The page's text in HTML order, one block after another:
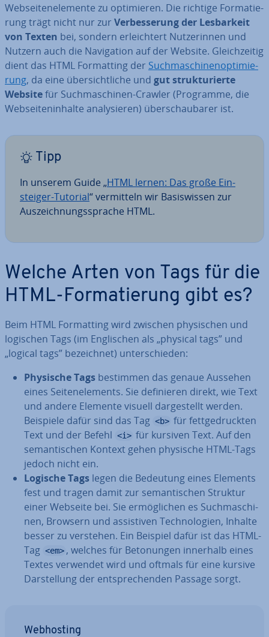
Web­sei­ten­ele­men­te zu op­ti­mie­ren. Die richtige For­ma­tie­
rung trägt nicht nur zur Ver­bes­se­rung der Les­bar­keit
von Texten bei, sondern er­leich­tert Nut­ze­rin­nen und
Nutzern auch die Na­vi­ga­ti­on auf der Website. Gleich­zei­tig
dient das HTML For­mat­ting der Such­ma­schi­nen­op­ti­mie­
rung, da eine über­sicht­li­che und gut struk­tu­rier­te
Websitefür Such­ma­schi­nen-Crawler (Programme, die
Web­sei­ten­in­hal­te ana­ly­sie­ren) über­schau­ba­rer ist.
Tipp
In unserem Guide „HTML lernen: Das große Ein­
stei­ger-Tutorial“ ver­mit­teln wir Ba­sis­wis­sen zur
Aus­zeich­nungs­spra­che HTML.
Welche Arten von Tags für die
HTML-For­ma­tie­rung gibt es?
Beim HTML For­mat­ting wird zwischen phy­si­schen und
logischen Tags (im Eng­li­schen als „physical tags” und
„logical tags” be­zeich­net) un­ter­schie­den:
Physische Tags bestimmen das genaue Aussehen
eines Sei­ten­ele­ments. Sie de­fi­nie­ren direkt, wie Text
und andere Elemente visuell dar­ge­stellt werden.
Beispiele dafür sind das Tag <b> für fett­ge­druck­ten
Text und der Befehl <i> für kursiven Text. Auf den
se­man­ti­schen Kontext gehen physische HTML-Tags
jedoch nicht ein.
Logische Tags legen die Bedeutung eines Elements
fest und tragen damit zur se­man­ti­schen Struktur
einer Webseite bei. Sie er­mög­li­chen es Such­ma­schi­
nen, Browsern und as­sis­ti­ven Tech­no­lo­gien, Inhalte
besser zu verstehen. Ein Beispiel dafür ist das HTML-
Tag <em> , welches für Be­to­nun­gen innerhalb eines
Textes verwendet wird und oftmals für eine kursive
Dar­stel­lung der ent­spre­chen­den Passage sorgt.
Web­hos­ting